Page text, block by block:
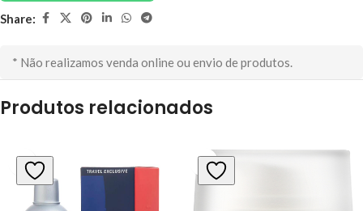
Share:
* Não realizamos venda online ou envio de produtos.
Produtos relacionados